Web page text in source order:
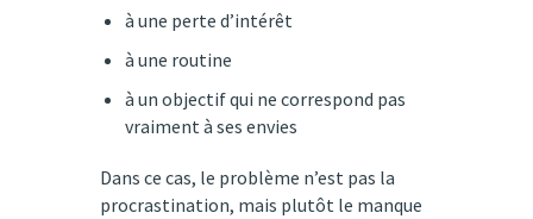
à une perte d’intérêt
à une routine
à un objectif qui ne correspond pas
vraiment à ses envies
Dans ce cas, le problème n’est pas la
procrastination, mais plutôt le manque